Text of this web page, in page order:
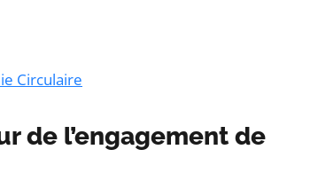
Circulaire
de l’engagement de